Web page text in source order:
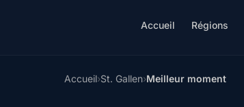
Accueil Régions
Accueil›St. Gallen›Meilleur moment